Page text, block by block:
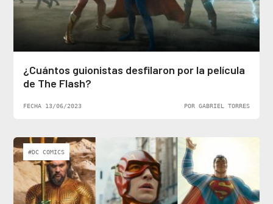
¿Cuántos guionistas desfilaron por la película
de The Flash?
FECHA 13/06/2023 POR GABRIEL TORRES
#DC COMICS